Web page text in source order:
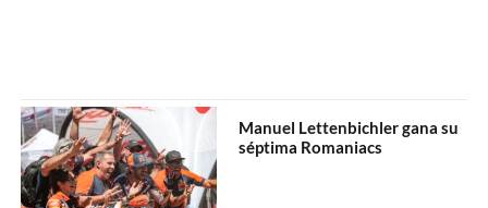
Manuel Lettenbichler gana su
séptima Romaniacs